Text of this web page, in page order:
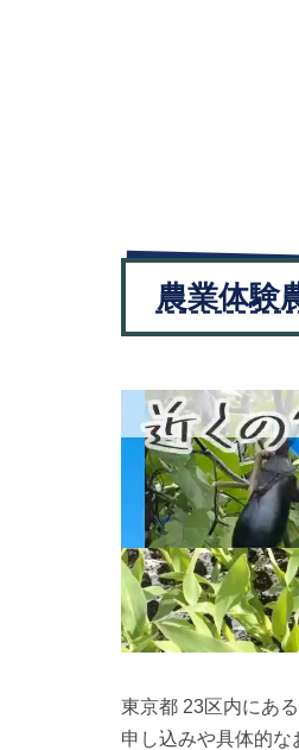
農業体験
東京都 23区内にあ
申し込みや具体的な